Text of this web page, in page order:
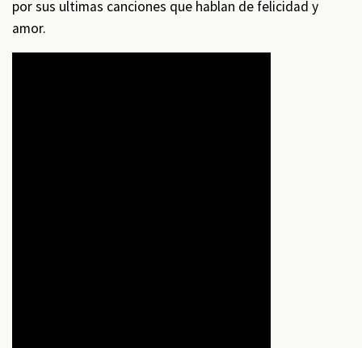
por sus ultimas canciones que hablan de felicidad y
amor.